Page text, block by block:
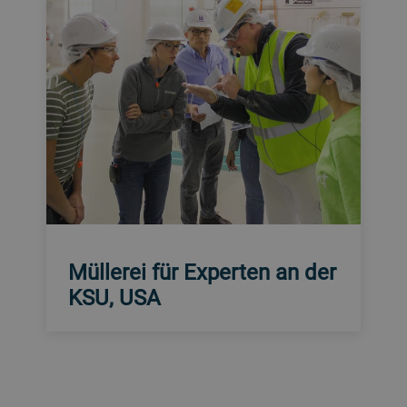
Müllerei für Experten an der
KSU, USA